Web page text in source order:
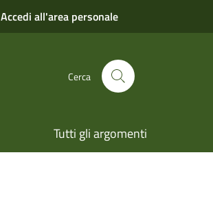
Accedi all'area personale
Cerca
Tutti gli argomenti